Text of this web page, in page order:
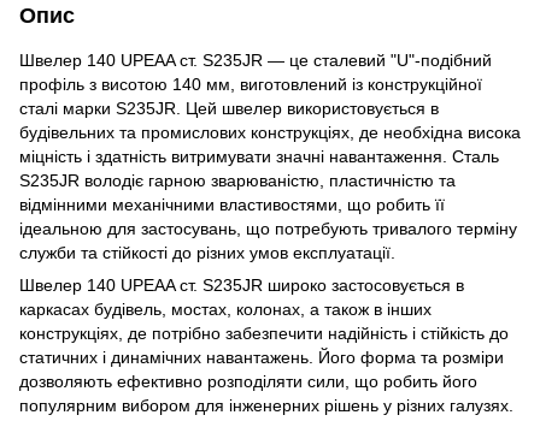
Опис
Швелер 140 UPEAA ст. S235JR — це сталевий "U"-подібний
профіль з висотою 140 мм, виготовлений із конструкційної
сталі марки S235JR. Цей швелер використовується в
будівельних та промислових конструкціях, де необхідна висока
міцність і здатність витримувати значні навантаження. Сталь
S235JR володіє гарною зварюваністю, пластичністю та
відмінними механічними властивостями, що робить її
ідеальною для застосувань, що потребують тривалого терміну
служби та стійкості до різних умов експлуатації.
Швелер 140 UPEAA ст. S235JR широко застосовується в
каркасах будівель, мостах, колонах, а також в інших
конструкціях, де потрібно забезпечити надійність і стійкість до
статичних і динамічних навантажень. Його форма та розміри
дозволяють ефективно розподіляти сили, що робить його
популярним вибором для інженерних рішень у різних галузях.